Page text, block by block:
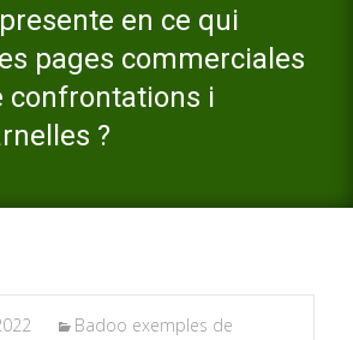
en ce qui
pages commerciales
confrontations i
?
Badoo exemples de